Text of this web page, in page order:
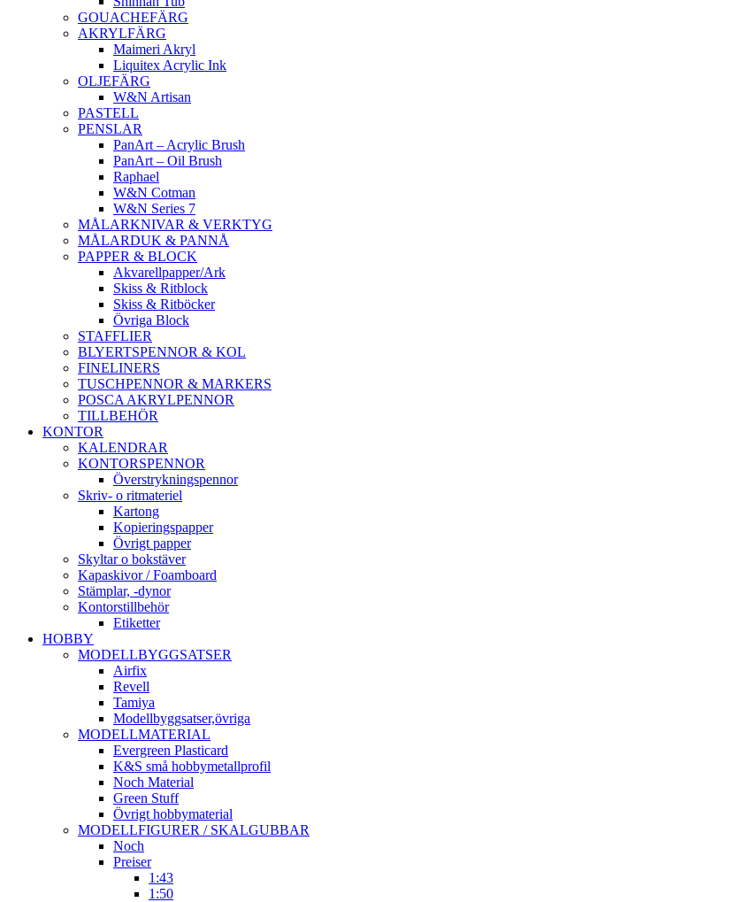
GOUACHEFÄRG
AKRYLFÄRG
Maimeri Akryl
Liquitex Acrylic Ink
OLJEFÄRG
W&N Artisan
PASTELL
PENSLAR
PanArt – Acrylic Brush
PanArt – Oil Brush
Raphael
W&N Cotman
W&N Series 7
MÅLARKNIVAR & VERKTYG
MÅLARDUK & PANNÅ
PAPPER & BLOCK
Akvarellpapper/Ark
Skiss & Ritblock
Skiss & Ritböcker
Övriga Block
STAFFLIER
BLYERTSPENNOR & KOL
FINELINERS
TUSCHPENNOR & MARKERS
POSCA AKRYLPENNOR
TILLBEHÖR
KONTOR
KALENDRAR
KONTORSPENNOR
Överstrykningspennor
Skriv- o ritmateriel
Kartong
Kopieringspapper
Övrigt papper
Skyltar o bokstäver
Kapaskivor / Foamboard
Stämplar, -dynor
Kontorstillbehör
Etiketter
HOBBY
MODELLBYGGSATSER
Airfix
Revell
Tamiya
Modellbyggsatser,övriga
MODELLMATERIAL
Evergreen Plasticard
K&S små hobbymetallprofil
Noch Material
Green Stuff
Övrigt hobbymaterial
MODELLFIGURER / SKALGUBBAR
Noch
Preiser
1:43
1:50